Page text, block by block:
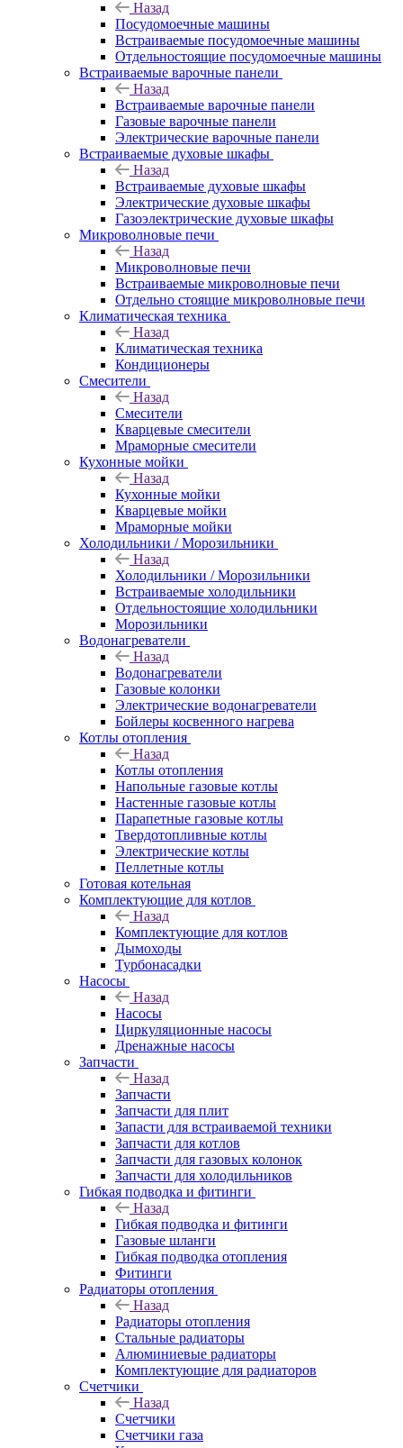
Назад
Посудомоечные машины
Встраиваемые посудомоечные машины
Отдельностоящие посудомоечные машины
Встраиваемые варочные панели
Назад
Встраиваемые варочные панели
Газовые варочные панели
Электрические варочные панели
Встраиваемые духовые шкафы
Назад
Встраиваемые духовые шкафы
Электрические духовые шкафы
Газоэлектрические духовые шкафы
Микроволновые печи
Назад
Микроволновые печи
Встраиваемые микроволновые печи
Отдельно стоящие микроволновые печи
Климатическая техника
Назад
Климатическая техника
Кондиционеры
Смесители
Назад
Смесители
Кварцевые смесители
Мраморные смесители
Кухонные мойки
Назад
Кухонные мойки
Кварцевые мойки
Мраморные мойки
Холодильники / Морозильники
Назад
Холодильники / Морозильники
Встраиваемые холодильники
Отдельностоящие холодильники
Морозильники
Водонагреватели
Назад
Водонагреватели
Газовые колонки
Электрические водонагреватели
Бойлеры косвенного нагрева
Котлы отопления
Назад
Котлы отопления
Напольные газовые котлы
Настенные газовые котлы
Парапетные газовые котлы
Твердотопливные котлы
Электрические котлы
Пеллетные котлы
Готовая котельная
Комплектующие для котлов
Назад
Комплектующие для котлов
Дымоходы
Турбонасадки
Насосы
Назад
Насосы
Циркуляционные насосы
Дренажные насосы
Запчасти
Назад
Запчасти
Запчасти для плит
Запасти для встраиваемой техники
Запчасти для котлов
Запчасти для газовых колонок
Запчасти для холодильников
Гибкая подводка и фитинги
Назад
Гибкая подводка и фитинги
Газовые шланги
Гибкая подводка отопления
Фитинги
Радиаторы отопления
Назад
Радиаторы отопления
Стальные радиаторы
Алюминиевые радиаторы
Комплектующие для радиаторов
Счетчики
Назад
Счетчики
Счетчики газа